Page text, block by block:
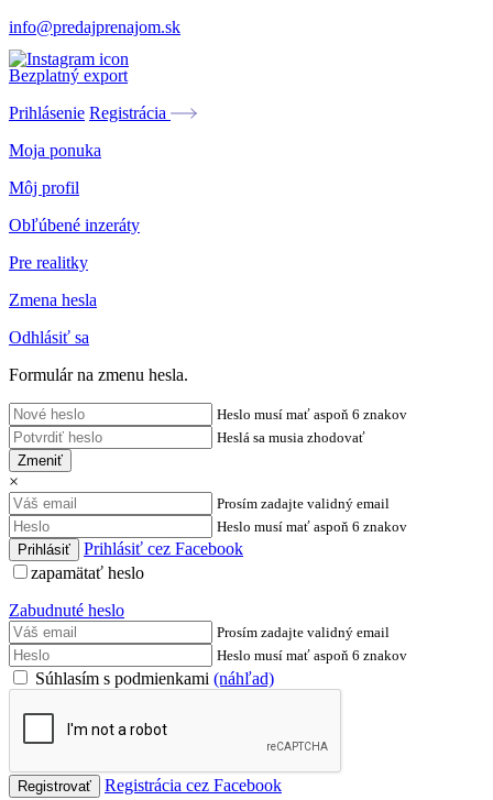
info@predajprenajom.sk
Bezplatný export
Prihlásenie Registrácia
Moja ponuka
Môj profil
Obľúbené inzeráty
Pre realitky
Zmena hesla
Odhlásiť sa
Formulár na zmenu hesla.
Heslo musí mať aspoň 6 znakov
Heslá sa musia zhodovať
Zmeniť
×
Prosím zadajte validný email
Heslo musí mať aspoň 6 znakov
Prihlásiť cez Facebook
zapamätať heslo
Zabudnuté heslo
Prosím zadajte validný email
Heslo musí mať aspoň 6 znakov
Súhlasím s podmienkami (náhľad)
Registrácia cez Facebook